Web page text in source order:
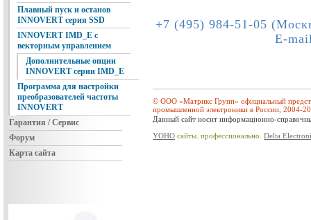
Плавный пуск и останов
INNOVERT серия SSD
INNOVERT IMD_E с
векторным управлением
Дополнительные опции
INNOVERT серии IMD_E
Программа для настройки
преобразователей частоты
INNOVERT
Гарантия / Сервис
Форум
Карта сайта
+7 (495) 984-51-05
E-
© ООО «Матрикс Групп» официальный
промышленной электроники в России, 2004-
Данный сайт носит информационно-
YOHO сайты. профессионально. Delta